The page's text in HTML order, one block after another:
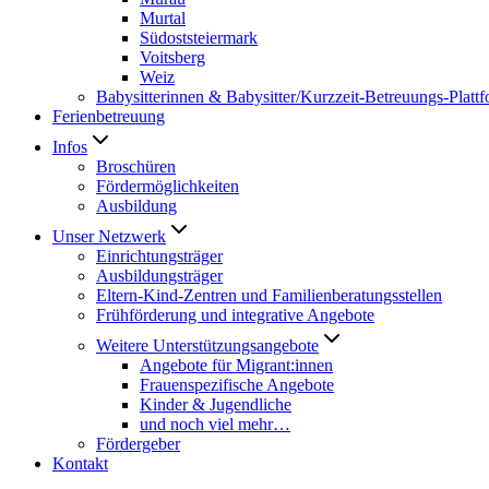
Murtal
Südoststeiermark
Voitsberg
Weiz
Babysitterinnen & Babysitter/Kurzzeit-Betreuungs-
Ferienbetreuung
Infos
Broschüren
Fördermöglichkeiten
Ausbildung
Unser Netzwerk
Einrichtungsträger
Ausbildungsträger
Eltern-Kind-Zentren und Familienberatungsstellen
Frühförderung und integrative Angebote
Weitere Unterstützungsangebote
Angebote für Migrant:innen
Frauenspezifische Angebote
Kinder & Jugendliche
und noch viel mehr…
Fördergeber
Kontakt